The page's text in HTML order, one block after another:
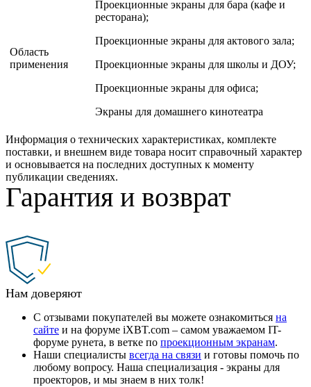
Область
применения
Проекционные экраны для бара (кафе и
ресторана);
Проекционные экраны для актового зала;
Проекционные экраны для школы и ДОУ;
Проекционные экраны для офиса;
Экраны для домашнего кинотеатра
Информация о технических характеристиках, комплекте
поставки, и внешнем виде товара носит справочный характер
и основывается на последних доступных к моменту
публикации сведениях.
Гарантия и возврат
Нам доверяют
С отзывами покупателей вы можете ознакомиться на
сайте и на форуме iXBT.com – самом уважаемом IT-
форуме рунета, в ветке по проекционным экранам.
Наши специалисты всегда на связи и готовы помочь по
любому вопросу. Наша специализация - экраны для
проекторов, и мы знаем в них толк!